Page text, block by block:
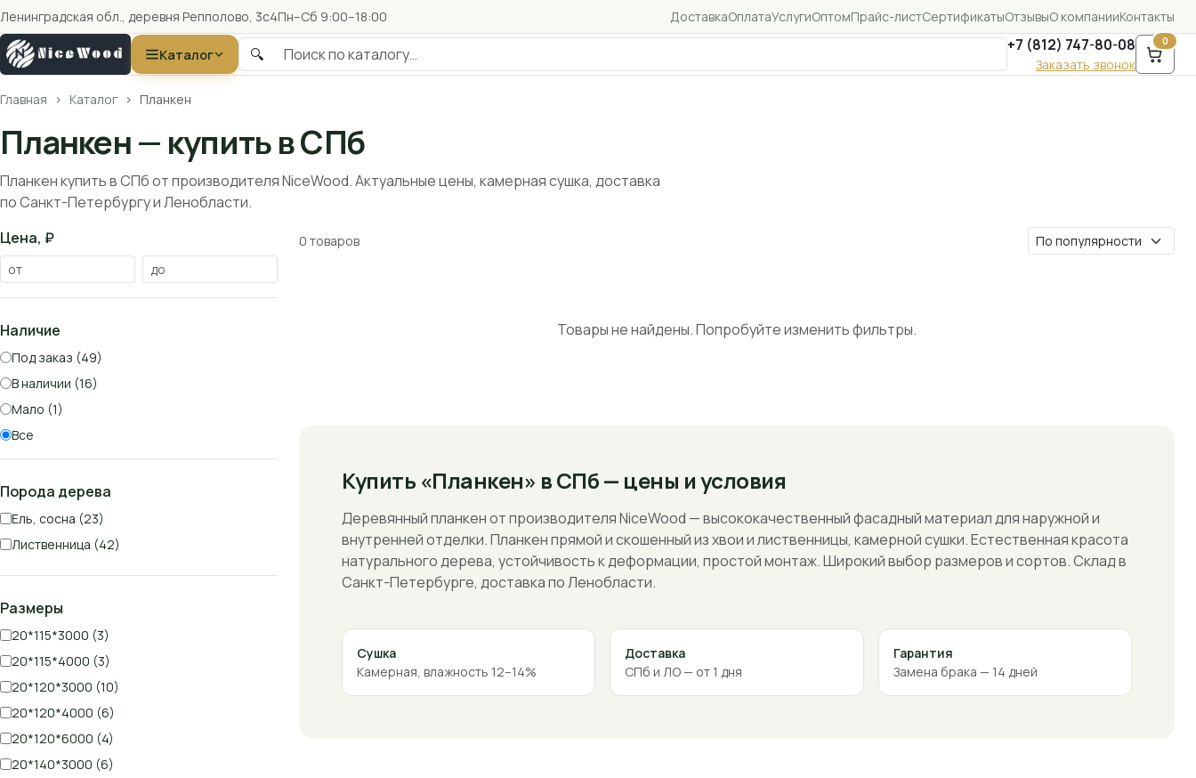
Ленинградская обл., деревня Репполово, 3с4Пн–Сб 9:00–18:00 ДоставкаОплатаУслугиОптомПрайс-листСертификатыОтзывыО компанииКонтакты
Каталог 🔍 +7 (812) 747-80-08
Заказать звонок
0
Главная Каталог Планкен
Планкен — купить в СПб
Планкен купить в СПб от производителя NiceWood. Актуальные цены, камерная сушка, доставка
по Санкт-Петербургу и Ленобласти.
Цена, ₽
Наличие
Под заказ (49)
В наличии (16)
Мало (1)
Все
Порода дерева
Ель, сосна (23)
Лиственница (42)
Размеры
20*115*3000 (3)
20*115*4000 (3)
20*120*3000 (10)
20*120*4000 (6)
20*120*6000 (4)
20*140*3000 (6)
0 товаров
Товары не найдены. Попробуйте изменить фильтры.
Купить «Планкен» в СПб — цены и условия
Деревянный планкен от производителя NiceWood — высококачественный фасадный материал для наружной и
внутренней отделки. Планкен прямой и скошенный из хвои и лиственницы, камерной сушки. Естественная красота
натурального дерева, устойчивость к деформации, простой монтаж. Широкий выбор размеров и сортов. Склад в
Санкт-Петербурге, доставка по Ленобласти.
Сушка
Камерная, влажность 12–14%
Доставка
СПб и ЛО — от 1 дня
Гарантия
Замена брака — 14 дней